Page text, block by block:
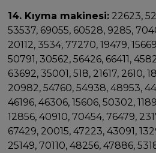
14. Kıyma makinesi: 22623,
53537, 69055, 60528, 9285,
20112, 3534, 77270, 19479,
50791, 30562, 56426, 66411,
63692, 35001, 518, 21617, 2610,
20982, 54760, 54938, 48953,
46196, 46306, 15606, 50302,
12856, 40910, 70454, 76479,
67429, 20015, 47223, 43091,
25149, 70110, 48256, 47886,